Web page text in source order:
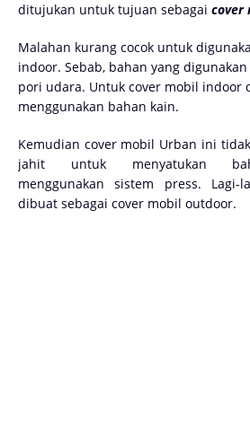
ditujukan untuk tujuan sebagai cover
Malahan kurang cocok untuk
indoor. Sebab, bahan yang
pori udara. Untuk cover mobil indoor
menggunakan bahan kain.
Kemudian cover mobil Urban ini
jahit untuk menyatukan
menggunakan sistem press. Lagi-
dibuat sebagai cover mobil outdoor.